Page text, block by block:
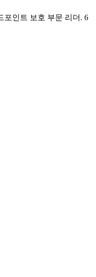
포인트 보호 부문 리더. 6